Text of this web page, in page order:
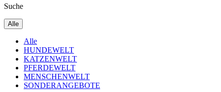
Suche
Alle
Alle
HUNDEWELT
KATZENWELT
PFERDEWELT
MENSCHENWELT
SONDERANGEBOTE